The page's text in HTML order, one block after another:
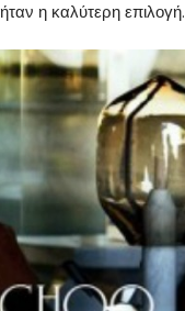
ήταν η καλύτερη επιλογή.